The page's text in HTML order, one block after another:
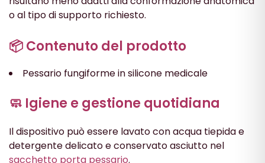
o al tipo di supporto richiesto.
📦 Contenuto del prodotto
Pessario fungiforme in silicone medicale
🧼 Igiene e gestione quotidiana
Il dispositivo può essere lavato con acqua tiepida e
detergente delicato e conservato asciutto nel
sacchetto porta pessario.